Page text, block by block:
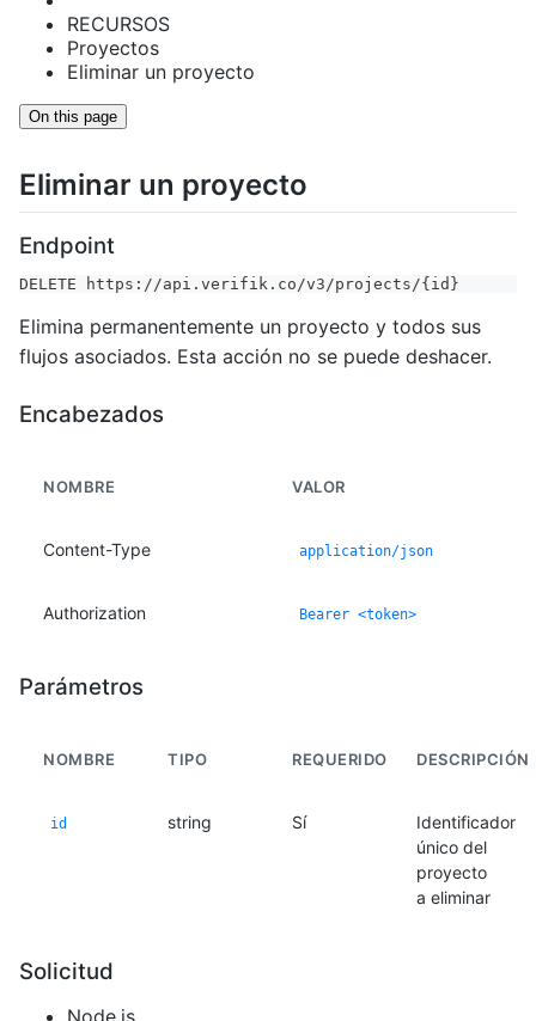
RECURSOS
Proyectos
Eliminar un proyecto
On this page
Eliminar un proyecto
Endpoint
DELETE https://api.verifik.co/v3/projects/{id}
Elimina permanentemente un proyecto y todos sus
flujos asociados. Esta acción no se puede deshacer.
Encabezados
NOMBRE VALOR
Content-Type application/json
Authorization Bearer <token>
Parámetros
NOMBRE TIPO REQUERIDO DESCRIPCIÓN
id string Sí
Identificador
único del
proyecto
a eliminar
Solicitud
Node.js